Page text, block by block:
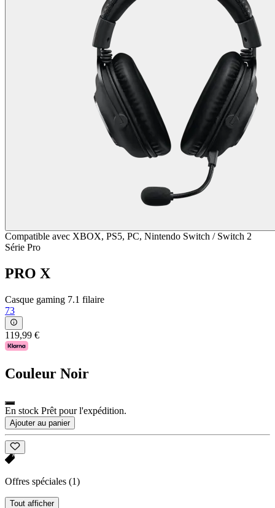
Compatible avec XBOX, PS5, PC, Nintendo Switch / Switch 2
Série Pro
PRO X
Casque gaming 7.1 filaire
73
119,99 €
Couleur Noir
En stock Prêt pour l'expédition.
Ajouter au panier
Offres spéciales (1)
Tout afficher